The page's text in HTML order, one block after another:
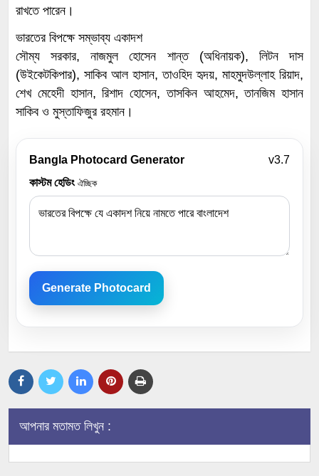
রাখতে পারেন।
ভারতের বিপক্ষে সম্ভাব্য একাদশ
সৌম্য সরকার, নাজমুল হোসেন শান্ত (অধিনায়ক), লিটন দাস
(উইকেটকিপার), সাকিব আল হাসান, তাওহিদ হৃদয়, মাহমুদউল্লাহ রিয়াদ,
শেখ মেহেদী হাসান, রিশাদ হোসেন, তাসকিন আহমেদ, তানজিম হাসান
সাকিব ও মুস্তাফিজুর রহমান।
Bangla Photocard Generator
v3.7
কাস্টম হেডিং ঐচ্ছিক
Generate Photocard
আপনার মতামত লিখুন :